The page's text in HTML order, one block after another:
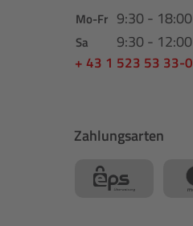
Mo-Fr 9:30 - 18:00
Sa 9:30 - 12:00
+ 43 1 523 53 33-0
Zahlungsarten